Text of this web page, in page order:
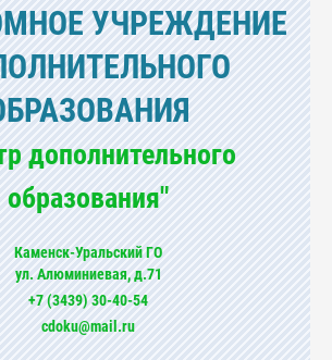
УЧРЕЖДЕНИЕ
дополнительного
образования"
Каменск-Уральский ГО
ул. Алюминиевая, д.71
+7 (3439) 30-40-54
cdoku@mail.ru